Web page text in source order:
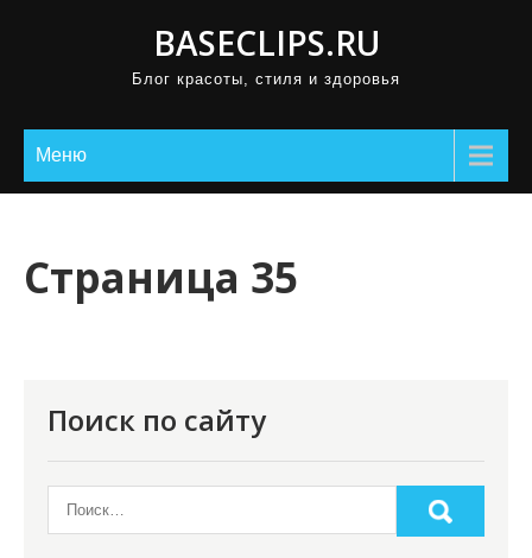
BASECLIPS.RU
Блог красоты, стиля и здоровья
Меню
Страница 35
Поиск по сайту